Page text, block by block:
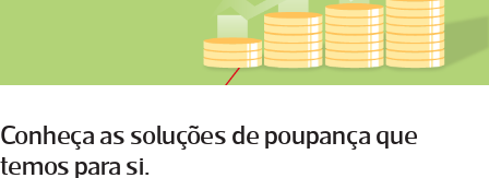
Conheça as soluções de poupança que
temos para si.